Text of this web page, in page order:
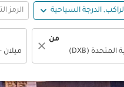
expand_more الرمز
من
close